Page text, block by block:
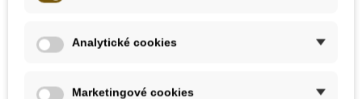
Safari Ltd. Toobs
Analytické cookies
Marketingové cookies